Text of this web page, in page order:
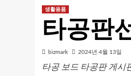
생활용품
타공판
bizmark 2024년 4월 13일
타공 보드 타공판 게시